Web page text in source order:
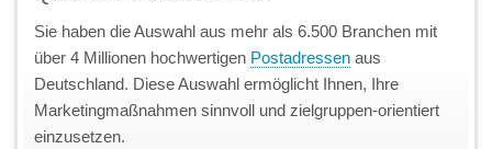
Sie haben die Auswahl aus mehr als 6.500 Branchen mit
über 4 Millionen hochwertigen Postadressen aus
Deutschland. Diese Auswahl ermöglicht Ihnen, Ihre
Marketingmaßnahmen sinnvoll und zielgruppen-orientiert
einzusetzen.